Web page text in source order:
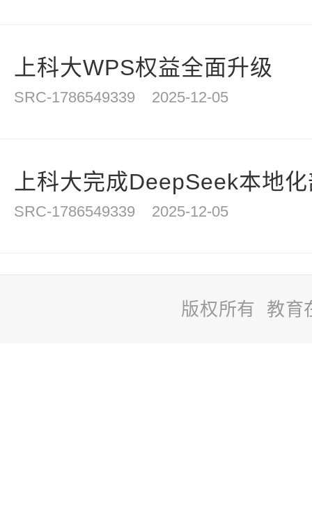
上科大WPS权益全面升级
SRC-1786549339 2025-12-05
上科大完成DeepSeek本地
SRC-1786549339 2025-12-05
版权所有 教育